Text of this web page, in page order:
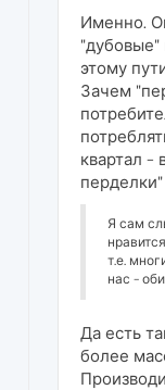
Именно.
"дубовые"
этому
Зачем
квартал -
Я сам
т.е.
нас -
Да есть
более